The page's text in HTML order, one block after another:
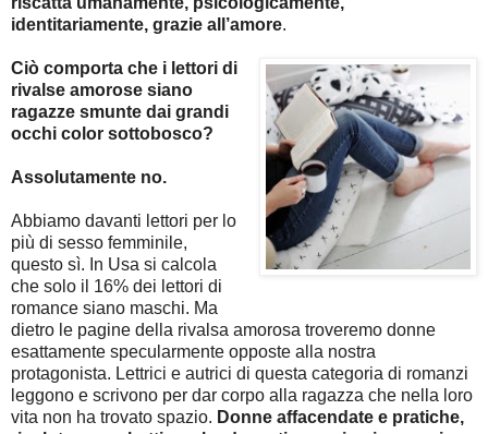
identitariamente, grazie all’amore.
Ciò comporta che i lettori di
rivalse amorose siano
ragazze smunte dai grandi
occhi color sottobosco?
Assolutamente no.
Abbiamo davanti lettori per lo
più di sesso femminile,
questo sì. In Usa si calcola
che solo il 16% dei lettori di
romance siano maschi. Ma
dietro le pagine della rivalsa amorosa troveremo donne
esattamente specularmente opposte alla nostra
protagonista. Lettrici e autrici di questa categoria di romanzi
leggono e scrivono per dar corpo alla ragazza che nella loro
vita non ha trovato spazio. Donne affacendate e pratiche,